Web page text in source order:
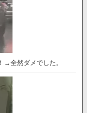
→全然ダメでした。